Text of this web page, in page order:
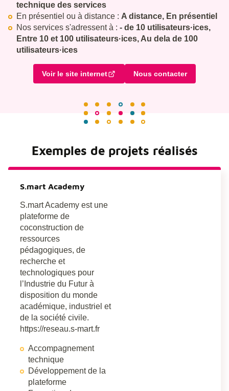
technique des services
En présentiel ou à distance : A distance, En présentiel
Nos services s'adressent à : - de 10 utilisateurs·ices,
Entre 10 et 100 utilisateurs·ices, Au dela de 100
utilisateurs·ices
Voir le site internet Nous contacter
Exemples de projets réalisés
S.mart Academy
S.mart Academy est une
plateforme de
coconstruction de
ressources
pédagogiques, de
recherche et
technologiques pour
l’Industrie du Futur à
disposition du monde
académique, industriel et
de la société civile.
https://reseau.s-mart.fr
Accompagnement
technique
Développement de la
plateforme